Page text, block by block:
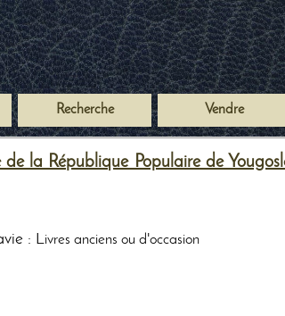
Recherche Vendre
la République Populaire de
: Livres anciens ou d'occasion